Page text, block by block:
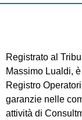
Registrato al
Massimo Lualdi,
Registro
garanzie nelle
attività di